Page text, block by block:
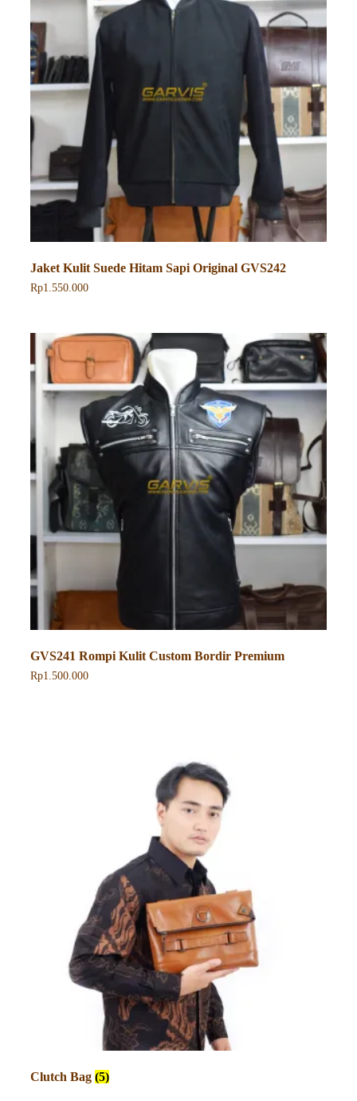
diambil
di
halaman
produk
Jaket Kulit Suede Hitam Sapi Original GVS242
Rp1.550.000
GVS241 Rompi Kulit Custom Bordir Premium
Rp1.500.000
Clutch Bag (5)